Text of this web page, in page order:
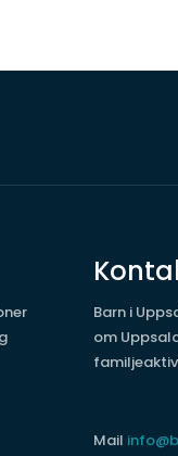
Barn i
om
Mail